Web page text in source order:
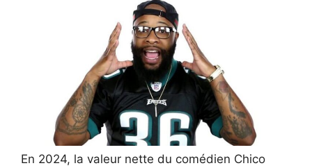
En 2024, la valeur nette du comédien Chico